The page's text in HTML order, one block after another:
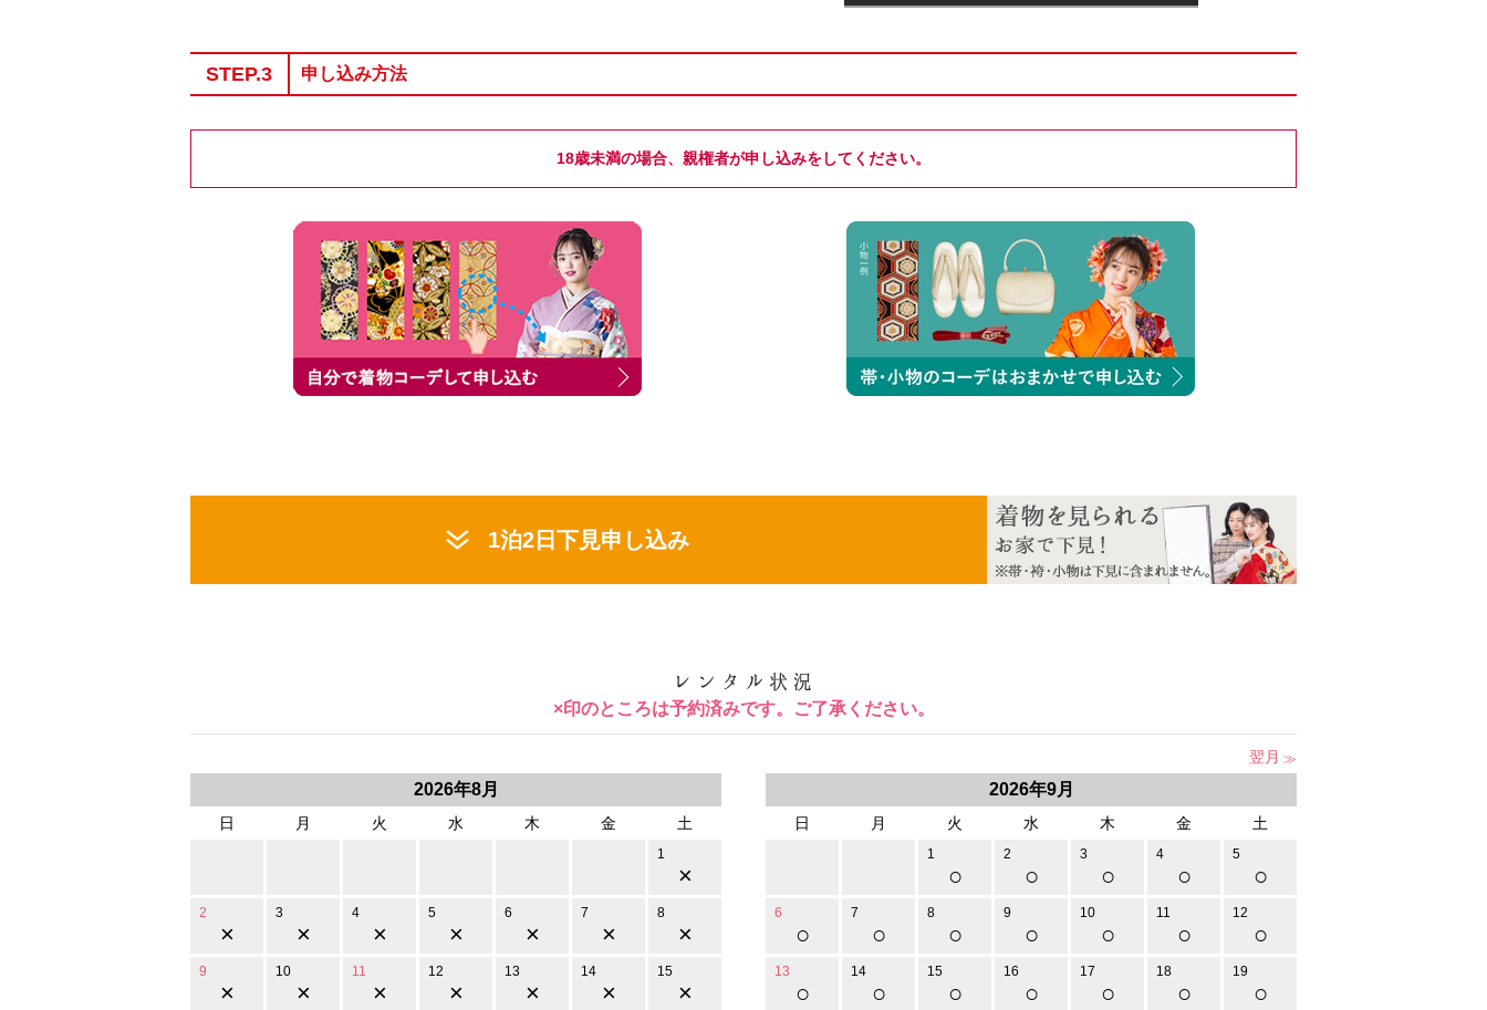
STEP.3 申し込み方法
18歳未満の場合、親権者が申し込みをしてください。
1泊2日下見申し込み
×印のところは予約済みです。ご了承ください。
翌月
2026年8月
日 月 火 水 木 金 土
1
×
2
×
3
×
4
×
5
×
6
×
7
×
8
×
9
×
10
×
11
×
12
×
13
×
14
×
15
×
2026年9月
日 月 火 水 木 金 土
1
○
2
○
3
○
4
○
5
○
6
○
7
○
8
○
9
○
10
○
11
○
12
○
13
○
14
○
15
○
16
○
17
○
18
○
19
○